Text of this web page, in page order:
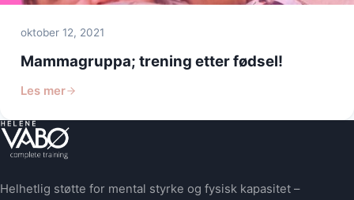
oktober 12, 2021
Mammagruppa; trening etter fødsel!
Les mer
Helhetlig støtte for mental styrke og fysisk kapasitet –